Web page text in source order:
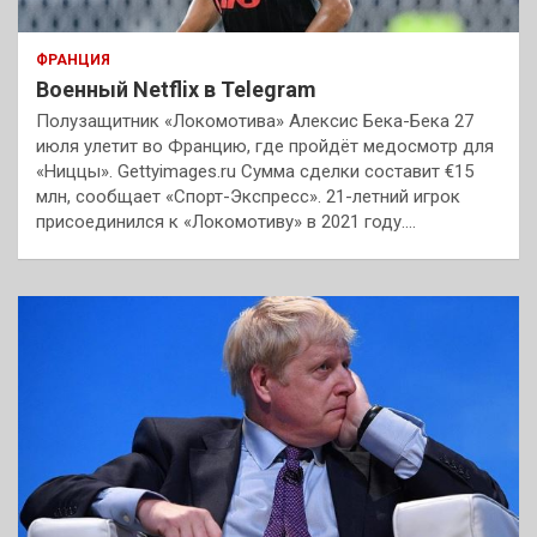
ФРАНЦИЯ
Военный Netflix в Telegram
Полузащитник «Локомотива» Алексис Бека-Бека 27
июля улетит во Францию, где пройдёт медосмотр для
«Ниццы». Gettyimages.ru Сумма сделки составит €15
млн, сообщает «Спорт-Экспресс». 21-летний игрок
присоединился к «Локомотиву» в 2021 году.…